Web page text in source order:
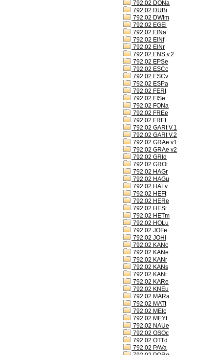
792.02 DONa
792.02 DUBi
792.02 DWIm
792.02 EGEi
792.02 EINa
792.02 EINf
792.02 EINr
792.02 ENS v.2
792.02 EPSe
792.02 ESCc
792.02 ESCv
792.02 ESPa
792.02 FERt
792.02 FISe
792.02 FONa
792.02 FREe
792.02 FREt
792.02 GARt V.1
792.02 GARt V.2
792.02 GRAe v1
792.02 GRAe v2
792.02 GRId
792.02 GROt
792.02 HAGr
792.02 HAGu
792.02 HALv
792.02 HEFt
792.02 HERe
792.02 HESt
792.02 HETm
792.02 HOLu
792.02 JOFe
792.02 JOHi
792.02 KANc
792.02 KANe
792.02 KANr
792.02 KANs
792.02 KANt
792.02 KARe
792.02 KNEu
792.02 MARa
792.02 MATt
792.02 MEIc
792.02 MEYt
792.02 NAUe
792.02 OSOc
792.02 OTTd
792.02 PAVa